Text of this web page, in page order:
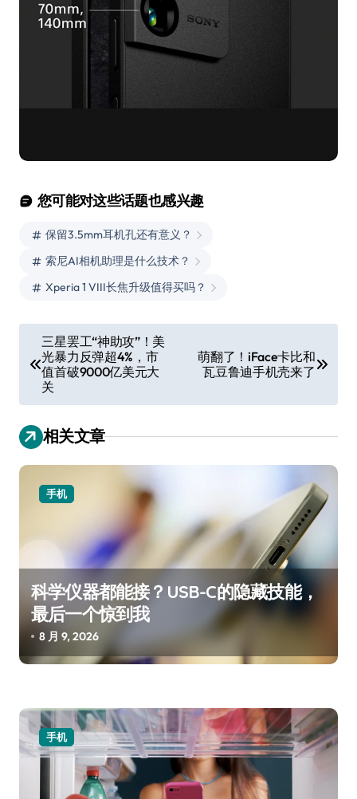
您可能对这些话题也感兴趣
保留3.5mm耳机孔还有意义？
索尼AI相机助理是什么技术？
Xperia 1 VIII长焦升级值得买吗？
章
三星罢工“神助攻”！美
光暴力反弹超4%，市
值首破9000亿美元大
关
萌翻了！iFace卡比和
瓦豆鲁迪手机壳来了
相关文章
手机
科学仪器都能接？USB-C的隐藏技能，
最后一个惊到我
8 月 9, 2026
手机